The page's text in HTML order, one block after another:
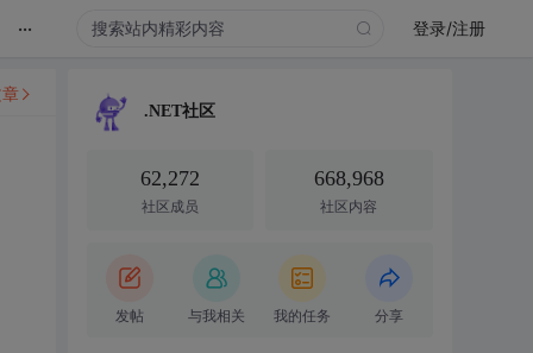
... 登录/注册
.NET社区
62,272
社区成员
668,968
社区内容
发帖 与我相关 我的任务 分享